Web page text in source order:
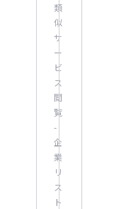
類
似
サ
ー
ビ
ス
閲
覧
-
企
業
リ
ス
ト